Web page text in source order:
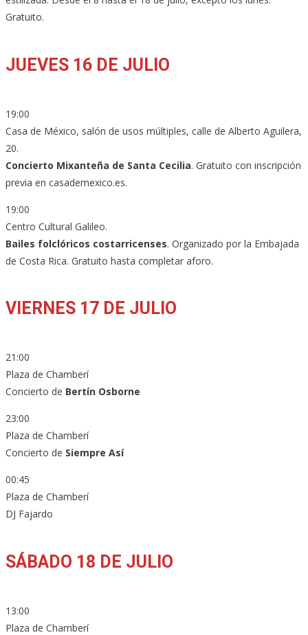
Gratuito.
JUEVES 16 DE JULIO
19:00
Casa de México, salón de usos múltiples, calle de Alberto Aguilera,
20.
Concierto Mixanteña de Santa Cecilia. Gratuito con inscripción
previa en casademexico.es.
19:00
Centro Cultural Galileo.
Bailes folclóricos costarricenses. Organizado por la Embajada
de Costa Rica. Gratuito hasta completar aforo.
VIERNES 17 DE JULIO
21:00
Plaza de Chamberí
Concierto de Bertín Osborne
23:00
Plaza de Chamberí
Concierto de Siempre Así
00:45
Plaza de Chamberí
DJ Fajardo
SÁBADO 18 DE JULIO
13:00
Plaza de Chamberí